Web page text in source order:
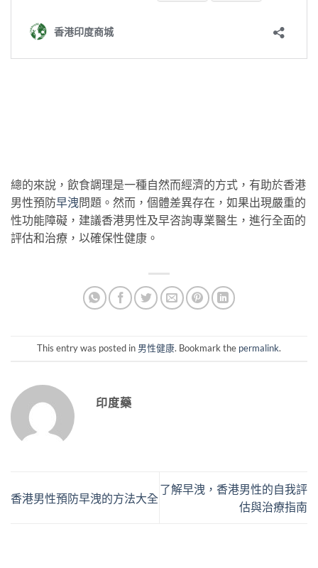
總的來說，飲食調理是一種自然而經濟的方式，有助於香港
男性預防早洩問題。然而，個體差異存在，如果出現嚴重的
性功能障礙，建議香港男性及早咨詢專業醫生，進行全面的
評估和治療，以確保性健康。
This entry was posted in 男性健康. Bookmark the permalink.
印度藥
香港男性預防早洩的方法大全
了解早洩，香港男性的自我評
估與治療指南